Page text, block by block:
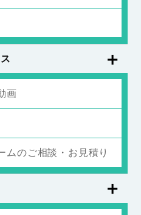
画
ムのご相談・お見積り